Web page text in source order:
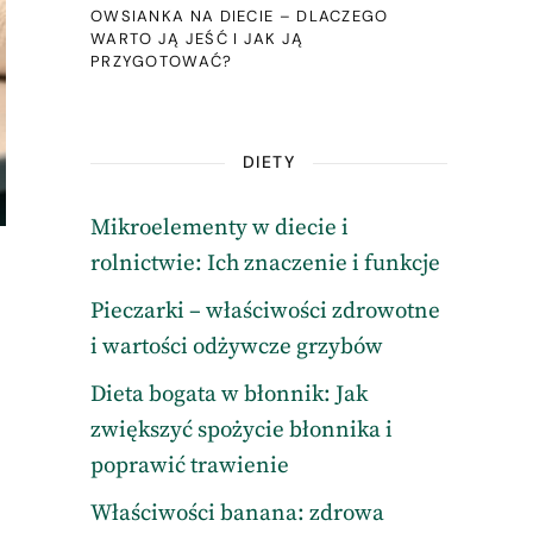
OWSIANKA NA DIECIE – DLACZEGO
WARTO JĄ JEŚĆ I JAK JĄ
PRZYGOTOWAĆ?
DIETY
Mikroelementy w diecie i
rolnictwie: Ich znaczenie i funkcje
Pieczarki – właściwości zdrowotne
i wartości odżywcze grzybów
Dieta bogata w błonnik: Jak
zwiększyć spożycie błonnika i
poprawić trawienie
Właściwości banana: zdrowa